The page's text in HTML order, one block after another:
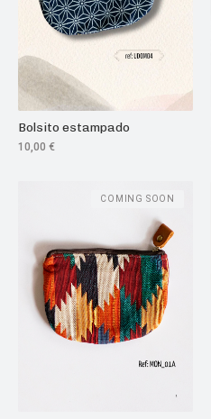
Bolsito estampado
10,00 €
COMING SOON